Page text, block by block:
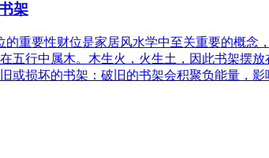
架
重要性财位是家居风水学中至关重要的概
五行中属木。木生火，火生土，因此书架摆
或损坏的书架：破旧的书架会积聚负能量，影